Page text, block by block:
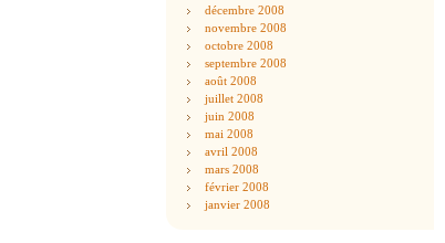
décembre 2008
novembre 2008
octobre 2008
septembre 2008
août 2008
juillet 2008
juin 2008
mai 2008
avril 2008
mars 2008
février 2008
janvier 2008